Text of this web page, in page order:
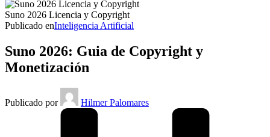
Suno 2026 Licencia y Copyright
Publicado enInteligencia Artificial
Suno 2026: Guia de Copyright y
Monetización
Publicado por Hilmer Palomares